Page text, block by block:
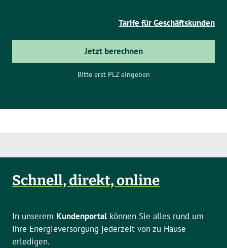
Tarife für Geschäftskunden
Jetzt berechnen
Bitte erst PLZ eingeben
Schnell, direkt, online
In unserem Kundenportal können Sie alles rund um
Ihre Energieversorgung jederzeit von zu Hause
erledigen.